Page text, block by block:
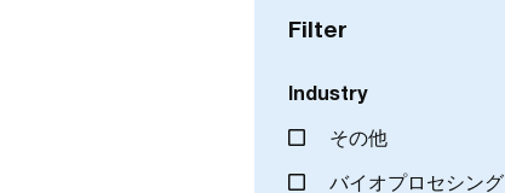
Filter
Industry
その他
バイオプロセシング